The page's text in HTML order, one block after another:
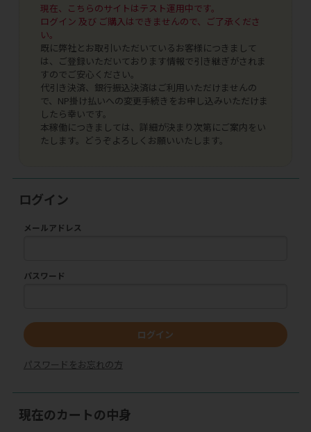
現在、こちらのサイトはテスト運用中です。
ログイン 及び ご購入はできませんので、ご了承くださ
い。
既に弊社とお取引いただいているお客様につきまして
は、ご登録いただいております情報で引き継ぎがされま
すのでご安心ください。
代引き決済、銀行振込決済はご利用いただけませんの
で、NP掛け払いへの変更手続きをお申し込みいただけま
したら幸いです。
本稼働につきましては、詳細が決まり次第にご案内をい
たします。どうぞよろしくお願いいたします。
ログイン
メールアドレス
パスワード
ログイン
パスワードをお忘れの方
現在のカートの中身